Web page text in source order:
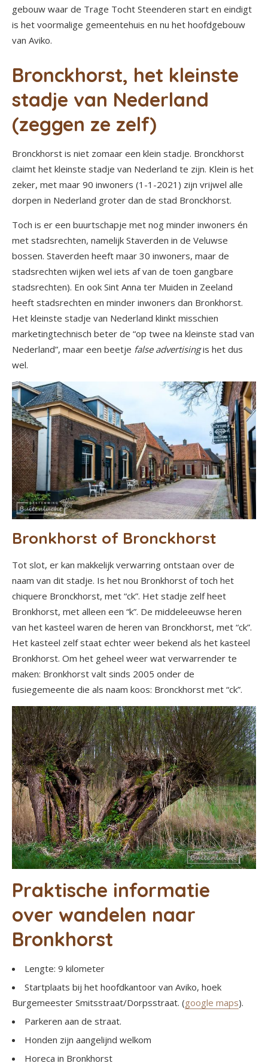
gebouw waar de Trage Tocht Steenderen start en eindigt
is het voormalige gemeentehuis en nu het hoofdgebouw
van Aviko.
Bronckhorst, het kleinste
stadje van Nederland
(zeggen ze zelf)
Bronckhorst is niet zomaar een klein stadje. Bronckhorst
claimt het kleinste stadje van Nederland te zijn. Klein is het
zeker, met maar 90 inwoners (1-1-2021) zijn vrijwel alle
dorpen in Nederland groter dan de stad Bronckhorst.
Toch is er een buurtschapje met nog minder inwoners én
met stadsrechten, namelijk Staverden in de Veluwse
bossen. Staverden heeft maar 30 inwoners, maar de
stadsrechten wijken wel iets af van de toen gangbare
stadsrechten). En ook Sint Anna ter Muiden in Zeeland
heeft stadsrechten en minder inwoners dan Bronkhorst.
Het kleinste stadje van Nederland klinkt misschien
marketingtechnisch beter de “op twee na kleinste stad van
Nederland”, maar een beetje false advertisingis het dus
wel.
Bronkhorst of Bronckhorst
Tot slot, er kan makkelijk verwarring ontstaan over de
naam van dit stadje. Is het nou Bronkhorst of toch het
chiquere Bronckhorst, met “ck”. Het stadje zelf heet
Bronkhorst, met alleen een “k”. De middeleeuwse heren
van het kasteel waren de heren van Bronckhorst, met “ck”.
Het kasteel zelf staat echter weer bekend als het kasteel
Bronkhorst. Om het geheel weer wat verwarrender te
maken: Bronkhorst valt sinds 2005 onder de
fusiegemeente die als naam koos: Bronckhorst met “ck”.
Praktische informatie
over wandelen naar
Bronkhorst
Lengte: 9 kilometer
Startplaats bij het hoofdkantoor van Aviko, hoek
Burgemeester Smitsstraat/Dorpsstraat. (google maps).
Parkeren aan de straat.
Honden zijn aangelijnd welkom
Horeca in Bronkhorst